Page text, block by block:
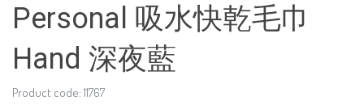
Personal 吸水快乾毛巾
Hand 深夜藍
Product code: 11767